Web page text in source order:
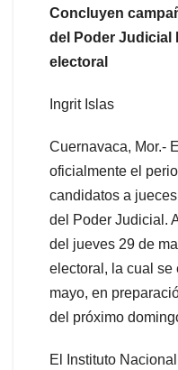
Concluyen
del Poder Judicial
electoral
Ingrit Islas
Cuernavaca, Mor.-
oficialmente el
candidatos a
del Poder Judicial.
del jueves 29 de
electoral, la cual se
mayo, en
del próximo
El Instituto